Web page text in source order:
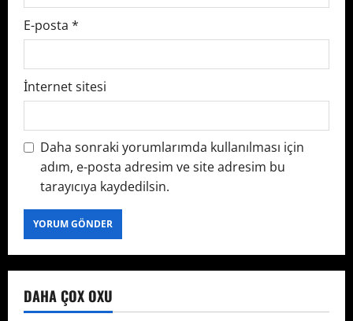
E-posta *
İnternet sitesi
Daha sonraki yorumlarımda kullanılması için
adım, e-posta adresim ve site adresim bu
tarayıcıya kaydedilsin.
DAHA ÇOX OXU